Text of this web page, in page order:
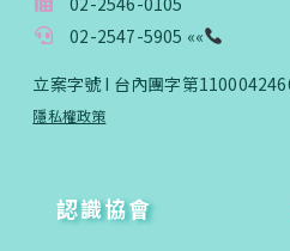
02-2547-5905 ««
立案字號 I 台內團字第
隱私權政策
認識協會